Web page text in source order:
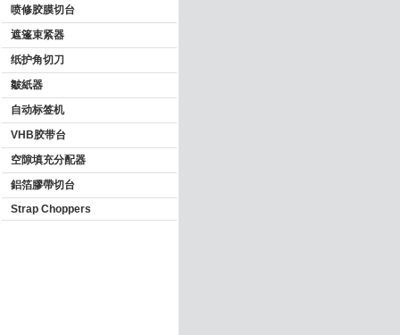
喷修胶膜切台
遮篷束紧器
纸护角切刀
皺紙器
自动标签机
VHB胶带台
空隙填充分配器
鋁箔膠帶切台
Strap Choppers